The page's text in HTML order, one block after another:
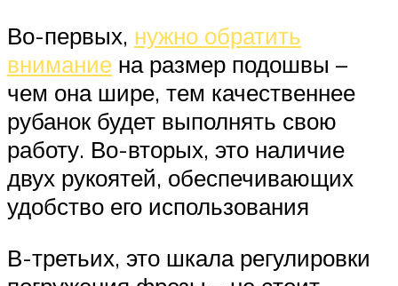
Во-первых, нужно обратить
внимание на размер подошвы –
чем она шире, тем качественнее
рубанок будет выполнять свою
работу. Во-вторых, это наличие
двух рукоятей, обеспечивающих
удобство его использования
В-третьих, это шкала регулировки